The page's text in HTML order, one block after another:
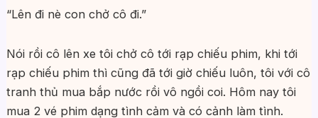
“Lên đi nè con chở cô đi.”
Nói rồi cô lên xe tôi chở cô tới rạp chiếu phim, khi tới
rạp chiếu phim thì cũng đã tới giờ chiếu luôn, tôi với cô
tranh thủ mua bắp nước rồi vô ngồi coi. Hôm nay tôi
mua 2 vé phim dạng tình cảm và có cảnh làm tình.